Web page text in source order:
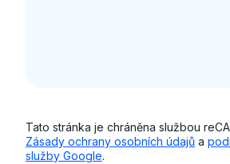
Tato stránka je chráněna službou
Zásady ochrany osobních údajů a
služby Google.